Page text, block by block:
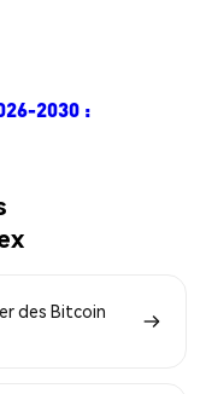
2030 :
des Bitcoin